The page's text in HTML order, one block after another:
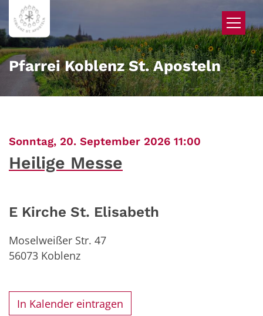
Zum Inhalt springen
Pfarrei Koblenz St. Aposteln
Sonntag, 20. September 2026 11:00
Heilige Messe
E Kirche St. Elisabeth
Moselweißer Str. 47
56073 Koblenz
In Kalender eintragen